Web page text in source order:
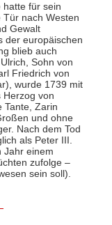
für sein
Tür nach Westen
Gewalt
der europäischen
blieb auch
Sohn von
Friedrich von
wurde 1739 mit
Herzog von
Tante, Zarin
und ohne
Nach dem Tod
als Peter III.
Jahr einem
zufolge –
sein soll).